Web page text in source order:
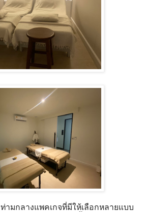
ท่ามกลางแพคเกจที่มีให้เลือกหลายแบบ